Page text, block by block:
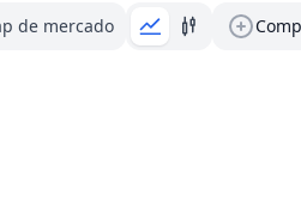
de mercado